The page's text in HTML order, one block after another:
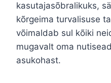
kasutajasõbralikuks,
kõrgeima turvalisuse
võimaldab sul kõiki
mugavalt oma
asukohast.